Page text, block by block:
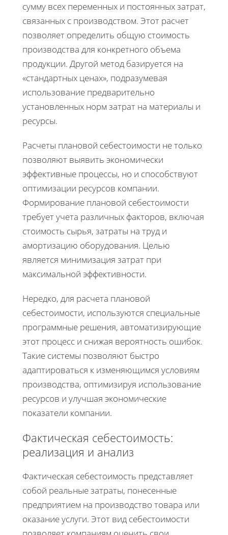
сумму всех переменных и постоянных затрат,
связанных с производством. Этот расчет
позволяет определить общую стоимость
производства для конкретного объема
продукции. Другой метод базируется на
«стандартных ценах», подразумевая
использование предварительно
установленных норм затрат на материалы и
ресурсы.
Расчеты плановой себестоимости не только
позволяют выявить экономически
эффективные процессы, но и способствуют
оптимизации ресурсов компании.
Формирование плановой себестоимости
требует учета различных факторов, включая
стоимость сырья, затраты на труд и
амортизацию оборудования. Целью
является минимизация затрат при
максимальной эффективности.
Нередко, для расчета плановой
себестоимости, используются специальные
программные решения, автоматизирующие
этот процесс и снижая вероятность ошибок.
Такие системы позволяют быстро
адаптироваться к изменяющимся условиям
производства, оптимизируя использование
ресурсов и улучшая экономические
показатели компании.
Фактическая себестоимость:
реализация и анализ
Фактическая себестоимость представляет
собой реальные затраты, понесенные
предприятием на производство товара или
оказание услуги. Этот вид себестоимости